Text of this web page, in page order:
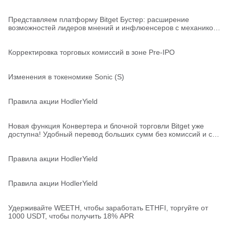
Представляем платформу Bitget Бустер: расширение
возможностей лидеров мнений и инфлюенсеров с механикой
Корректировка торговых комиссий в зоне Pre-IPO
Изменения в токеномике Sonic (S)
Правила акции HodlerYield
Новая функция Конвертера и блочной торговли Bitget уже
доступна! Удобный перевод больших сумм без комиссий и с
Правила акции HodlerYield
Правила акции HodlerYield
Удерживайте WEETH, чтобы заработать ETHFI, торгуйте от
1000 USDT, чтобы получить 18% APR